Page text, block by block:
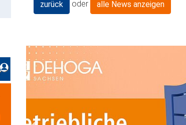
zurück oder alle News anzeigen